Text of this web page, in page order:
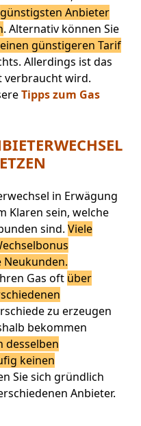
günstigsten Anbieter
. Alternativ können Sie
günstigeren Tarif
Allerdings ist das
verbraucht wird.
Tipps zum Gas
in Erwägung
Klaren sein, welche
sind. Viele
Neukunden.
Gas oft über
zu erzeugen
bekommen
desselben
keinen
Sie sich gründlich
Anbieter.